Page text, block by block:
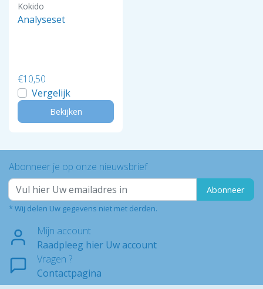
Kokido
Analyseset
€10,50
Vergelijk
Bekijken
Abonneer je op onze nieuwsbrief
Abonneer
* Wij delen Uw gegevens niet met derden.
Mijn account
Raadpleeg hier Uw account
Vragen ?
Contactpagina